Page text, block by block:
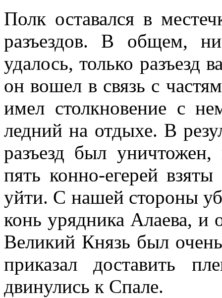
Полк оставался в
разъездов. В общем,
удалось, только разъезд
он вошел в связь с
имел столкновение с
ледний на отдыхе. В
разъезд был
пять конно-егерей
уйти. С нашей сто­роны
конь урядника Алаева, и
Великий Князь был
приказал доставить
двинулись к Спале.